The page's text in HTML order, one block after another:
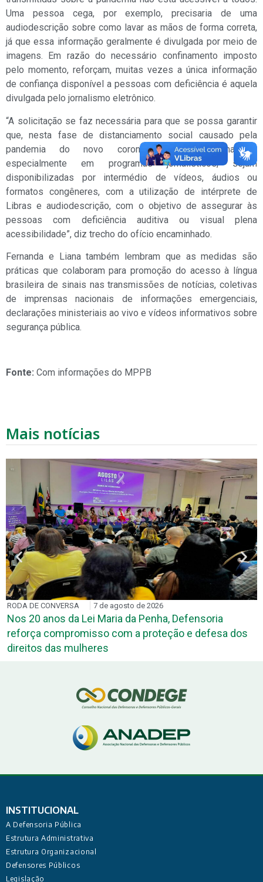
Uma pessoa cega, por exemplo, precisaria de uma
audiodescrição sobre como lavar as mãos de forma correta,
já que essa informação geralmente é divulgada por meio de
imagens. Em razão do necessário confinamento imposto
pelo momento, reforçam, muitas vezes a única informação
de confiança disponível a pessoas com deficiência é aquela
divulgada pelo jornalismo eletrônico.
“A solicitação se faz necessária para que se possa garantir
que, nesta fase de distanciamento social causado pela
pandemia do novo coronavírus, as informações,
especialmente em programas jornalísticos, sejam
disponibilizadas por intermédio de vídeos, áudios ou
formatos congêneres, com a utilização de intérprete de
Libras e audiodescrição, com o objetivo de assegurar às
pessoas com deficiência auditiva ou visual plena
acessibilidade”, diz trecho do ofício encaminhado.
Fernanda e Liana também lembram que as medidas são
práticas que colaboram para promoção do acesso à língua
brasileira de sinais nas transmissões de notícias, coletivas
de imprensas nacionais de informações emergenciais,
declarações ministeriais ao vivo e vídeos informativos sobre
segurança pública.
Fonte: Com informações do MPPB
Mais notícias
RODA DE CONVERSA 7 de agosto de 2026
Nos 20 anos da Lei Maria da Penha, Defensoria
reforça compromisso com a proteção e defesa dos
direitos das mulheres
INSTITUCIONAL
A Defensoria Pública
Estrutura Administrativa
Estrutura Organizacional
Defensores Públicos
Legislação